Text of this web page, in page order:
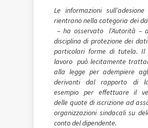
Le informazioni sull’adesione
rientrano nella categoria dei
– ha osservato l’Autorità –
disciplina di protezione dei
particolari forme di tutela. Il
lavoro può lecitamente
alla legge per adempiere
derivanti dal rapporto di
esempio per effettuare il
delle quote di iscrizione ad
organizzazioni sindacali su
conto del dipendente.